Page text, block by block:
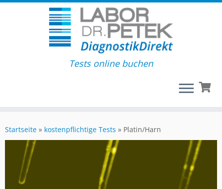
Tests online buchen
Startseite » kostenpflichtige Tests » Platin/Harn